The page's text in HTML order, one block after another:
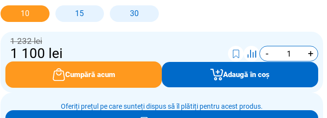
10 15 30
1 232 lei
1 100 lei - +
Cumpără acum Adaugă în coș
Oferiți prețul pe care sunteți dispus să îl plătiți pentru acest produs.